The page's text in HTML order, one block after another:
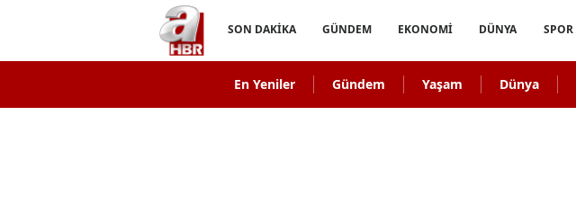
SON DAKİKA GÜNDEM EKONOMİ DÜNYA SPOR
En Yeniler Gündem Yaşam Dünya